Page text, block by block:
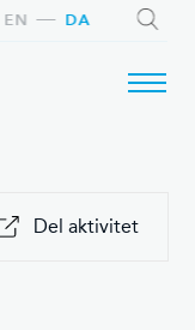
DA
EN
Del aktivitet